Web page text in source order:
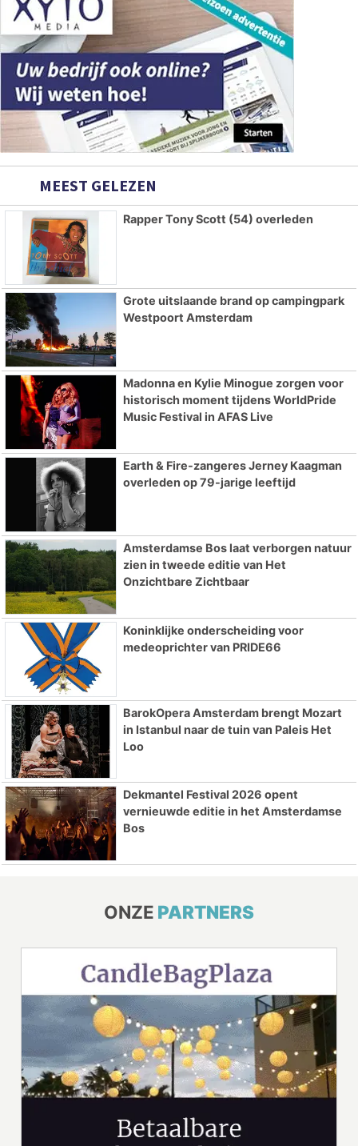
MEEST GELEZEN
Rapper Tony Scott (54) overleden
Grote uitslaande brand op campingpark
Westpoort Amsterdam
Madonna en Kylie Minogue zorgen voor
historisch moment tijdens WorldPride
Music Festival in AFAS Live
Earth & Fire-zangeres Jerney Kaagman
overleden op 79-jarige leeftijd
Amsterdamse Bos laat verborgen natuur
zien in tweede editie van Het
Onzichtbare Zichtbaar
Koninklijke onderscheiding voor
medeoprichter van PRIDE66
BarokOpera Amsterdam brengt Mozart
in Istanbul naar de tuin van Paleis Het
Loo
Dekmantel Festival 2026 opent
vernieuwde editie in het Amsterdamse
Bos
ONZE PARTNERS